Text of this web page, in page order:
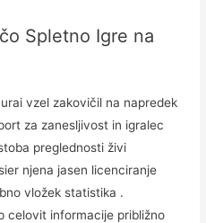
Spletno Igre na
vzel zakovičil na napredek
za zanesljivost in igralec
preglednosti živi
njena jasen licenciranje
vložek statistika .
celovit informacije približno